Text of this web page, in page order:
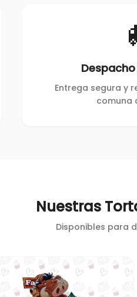
Entrega segura y
comuna
Nuestras
Disponibles para